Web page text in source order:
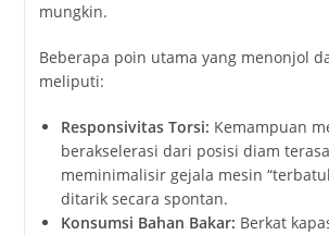
mungkin.
Beberapa poin utama yang menonjol
meliputi:
Responsivitas Torsi: Kemampuan
berakselerasi dari posisi diam
meminimalisir gejala mesin
ditarik secara spontan.
Konsumsi Bahan Bakar: Berkat